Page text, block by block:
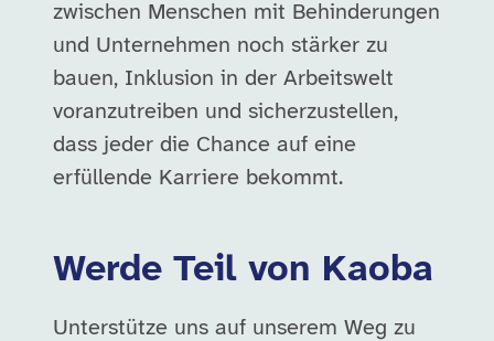
zwischen Menschen mit Behinderungen
und Unternehmen noch stärker zu
bauen, Inklusion in der Arbeitswelt
voranzutreiben und sicherzustellen,
dass jeder die Chance auf eine
erfüllende Karriere bekommt.
Werde Teil von Kaoba
Unterstütze uns auf unserem Weg zu